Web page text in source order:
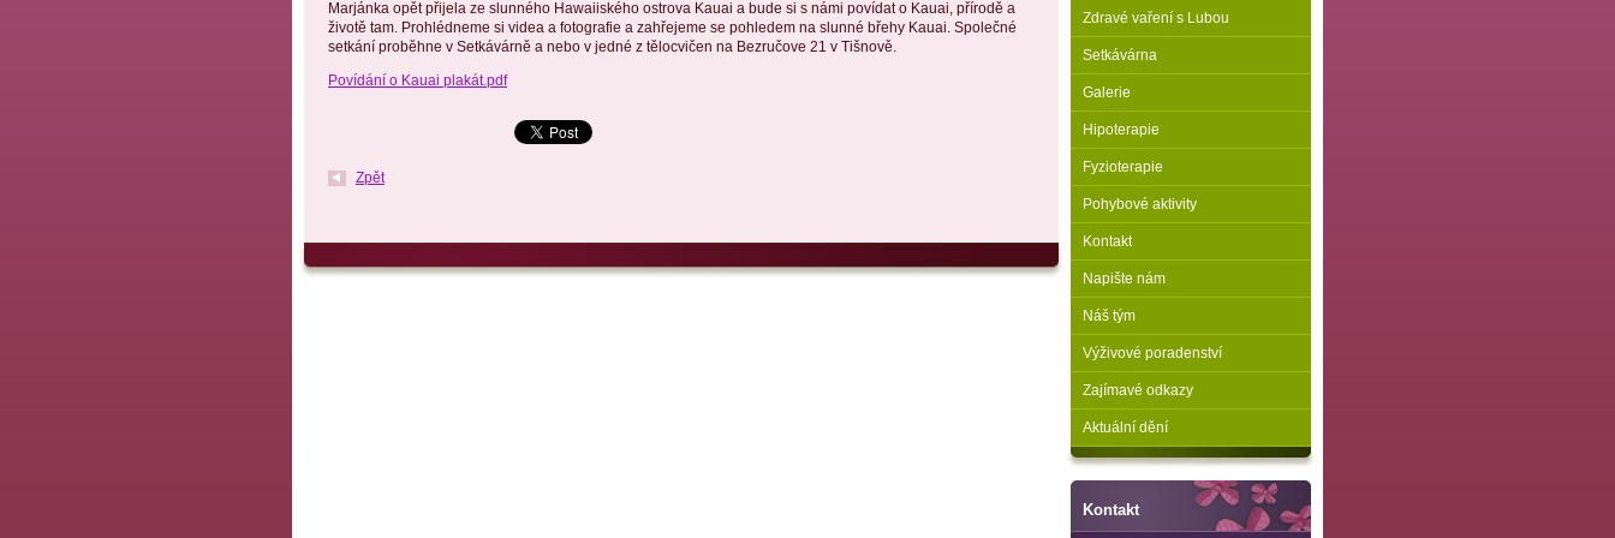
Marjánka opět přijela ze slunného Hawaiiského ostrova Kauai a bude si s námi povídat o Kauai, přírodě a
životě tam. Prohlédneme si videa a fotografie a zahřejeme se pohledem na slunné břehy Kauai. Společné
setkání proběhne v Setkávárně a nebo v jedné z tělocvičen na Bezručove 21 v Tišnově.
Povídání o Kauai plakát.pdf
Zpět
Zdravé vaření s Lubou
Setkávárna
Galerie
Hipoterapie
Fyzioterapie
Pohybové aktivity
Kontakt
Napište nám
Náš tým
Výživové poradenství
Zajímavé odkazy
Aktuální dění
Kontakt